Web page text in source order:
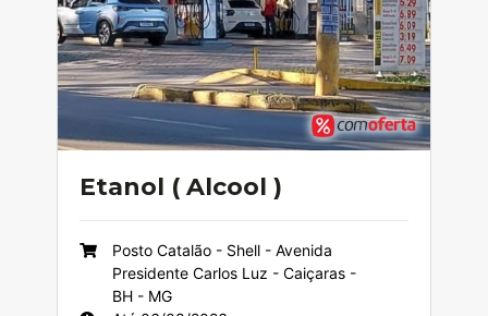
Etanol ( Alcool )
Posto Catalão - Shell - Avenida
Presidente Carlos Luz - Caiçaras -
BH - MG